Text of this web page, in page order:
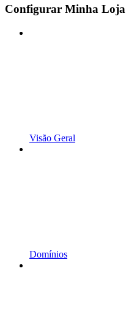
Configurar Minha Loja
Visão Geral
Domínios